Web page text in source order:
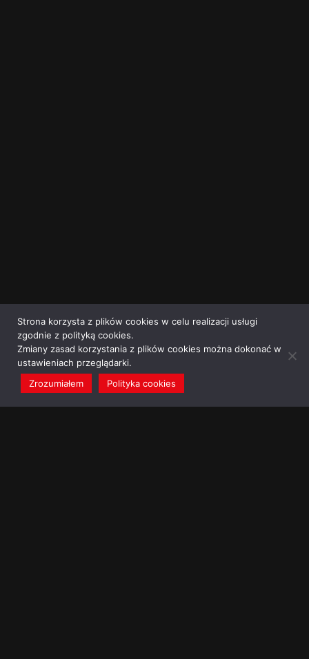
Strona korzysta z plików cookies w celu realizacji usługi
zgodnie z polityką cookies.
Zmiany zasad korzystania z plików cookies można dokonać w
ustawieniach przeglądarki.
Zrozumiałem
Polityka cookies